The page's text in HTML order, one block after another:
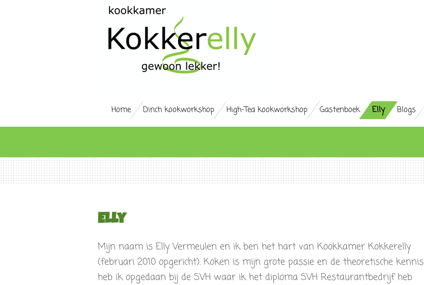
Home Dinch kookworkshop High-Tea kookworkshop Gastenboek Elly Blogs
Elly
Mijn naam is Elly Vermeulen en ik ben het hart van Kookkamer Kokkerelly
(februari 2010 opgericht). Koken is mijn grote passie en de theoretische kennis
heb ik opgedaan bij de SVH waar ik het diploma SVH Restaurantbedrijf heb